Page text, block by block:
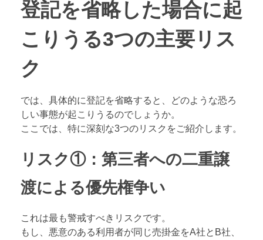
登記を省略した場合に起
こりうる3つの主要リス
ク
では、具体的に登記を省略すると、どのような恐ろ
しい事態が起こりうるのでしょうか。
ここでは、特に深刻な3つのリスクをご紹介します。
リスク①：第三者への二重譲
渡による優先権争い
これは最も警戒すべきリスクです。
もし、悪意のある利用者が同じ売掛金をA社とB社、